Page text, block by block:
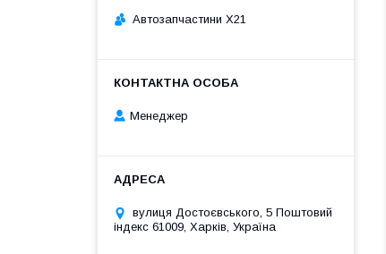
Автозапчастини X21
Менеджер
вулиця Достоєвського, 5 Поштовий
індекс 61009, Харків, Україна